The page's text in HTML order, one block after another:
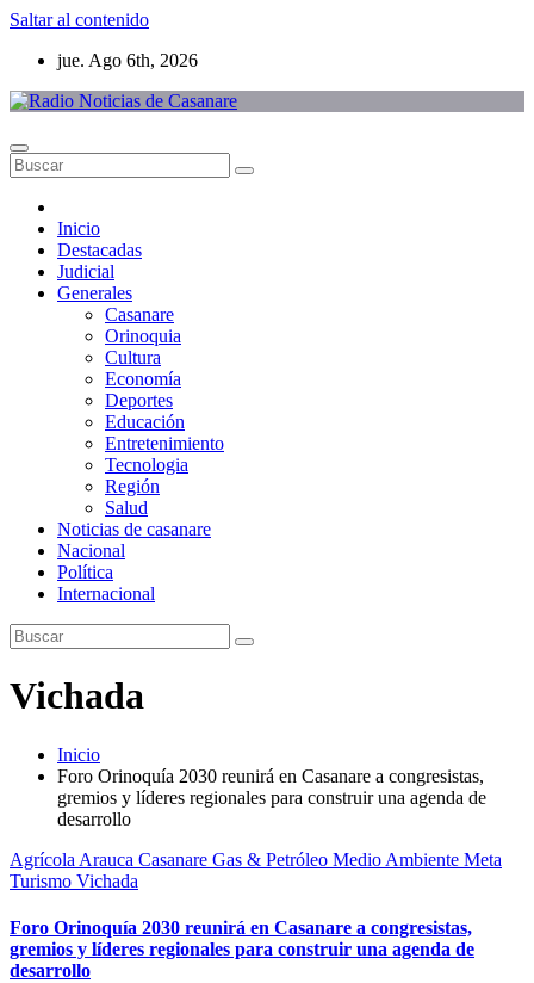
Saltar al contenido
jue. Ago 6th, 2026
Inicio
Destacadas
Judicial
Generales
Casanare
Orinoquia
Cultura
Economía
Deportes
Educación
Entretenimiento
Tecnologia
Región
Salud
Noticias de casanare
Nacional
Política
Internacional
Vichada
Inicio
Foro Orinoquía 2030 reunirá en Casanare a congresistas,
gremios y líderes regionales para construir una agenda de
desarrollo
Agrícola Arauca Casanare Gas & Petróleo Medio Ambiente Meta
Turismo Vichada
Foro Orinoquía 2030 reunirá en Casanare a congresistas,
gremios y líderes regionales para construir una agenda de
desarrollo